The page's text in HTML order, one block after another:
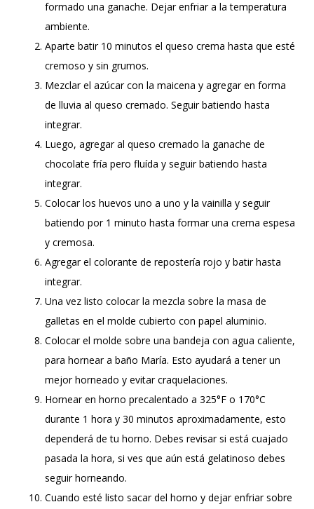
formado una ganache. Dejar enfriar a la temperatura
ambiente.
Aparte batir 10 minutos el queso crema hasta que esté
cremoso y sin grumos.
Mezclar el azúcar con la maicena y agregar en forma
de lluvia al queso cremado. Seguir batiendo hasta
integrar.
Luego, agregar al queso cremado la ganache de
chocolate fría pero fluída y seguir batiendo hasta
integrar.
Colocar los huevos uno a uno y la vainilla y seguir
batiendo por 1 minuto hasta formar una crema espesa
y cremosa.
Agregar el colorante de repostería rojo y batir hasta
integrar.
Una vez listo colocar la mezcla sobre la masa de
galletas en el molde cubierto con papel aluminio.
Colocar el molde sobre una bandeja con agua caliente,
para hornear a baño María. Esto ayudará a tener un
mejor horneado y evitar craquelaciones.
Hornear en horno precalentado a 325°F o 170°C
durante 1 hora y 30 minutos aproximadamente, esto
dependerá de tu horno. Debes revisar si está cuajado
pasada la hora, si ves que aún está gelatinoso debes
seguir horneando.
Cuando esté listo sacar del horno y dejar enfriar sobre